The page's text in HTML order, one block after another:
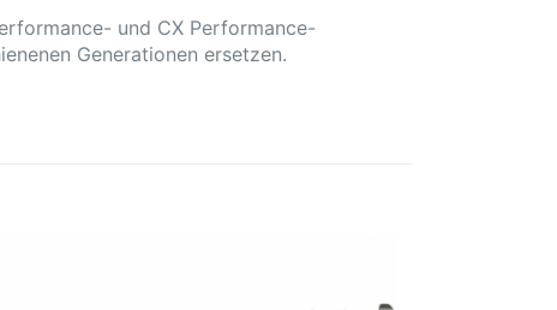
und CX Performance-
Generationen ersetzen.